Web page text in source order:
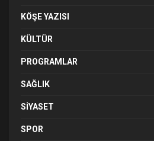
KÖŞE YAZISI
KÜLTÜR
PROGRAMLAR
SAĞLIK
SIYASET
SPOR